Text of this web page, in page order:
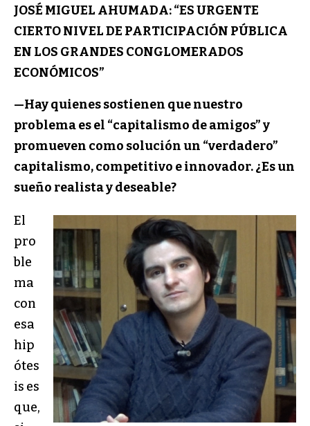
JOSÉ MIGUEL AHUMADA: “ES URGENTE
CIERTO NIVEL DE PARTICIPACIÓN PÚBLICA
EN LOS GRANDES CONGLOMERADOS
ECONÓMICOS”
—Hay quienes sostienen que nuestro
problema es el “capitalismo de amigos” y
promueven como solución un “verdadero”
capitalismo, competitivo e innovador. ¿Es un
sueño realista y deseable?
El
pro
ble
ma
con
esa
hip
ótes
is es
que,